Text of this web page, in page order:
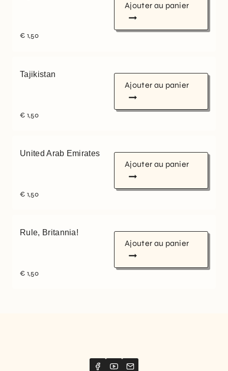
€ 1,50
Ajouter au panier
Tajikistan
€ 1,50
Ajouter au panier
United Arab Emirates
€ 1,50
Ajouter au panier
Rule, Britannia!
€ 1,50
Ajouter au panier